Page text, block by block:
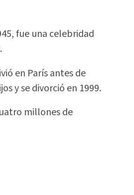
fue una celebridad
en París antes de
y se divorció en 1999.
millones de